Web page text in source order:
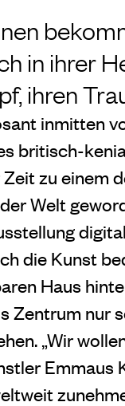
in ihrer
ihren
inmitten
britisch-
zu einem
Welt
die Kunst
Haus
nur
„Wir
Emmaus